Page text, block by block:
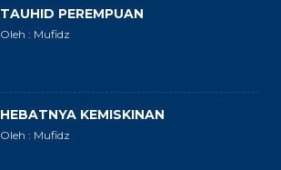
TAUHID PEREMPUAN
Oleh : Mufidz
HEBATNYA KEMISKINAN
Oleh : Mufidz